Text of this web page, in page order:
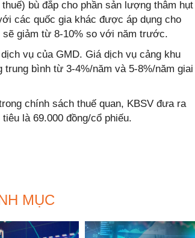
bù đắp cho phần sản lượng thâm hụt
các quốc gia khác được áp dụng cho
sẽ giảm từ 8-10% so với năm trước.
vụ của GMD. Giá dịch vụ cảng khu
bình từ 3-4%/năm và 5-8%/năm giai
chính sách thuế quan, KBSV đưa ra
là 69.000 đồng/cổ phiếu.
MỤC